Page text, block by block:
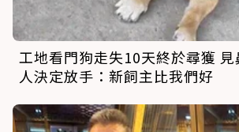
工地看門狗走失10天終於尋獲
人決定放手：新飼主比我們好